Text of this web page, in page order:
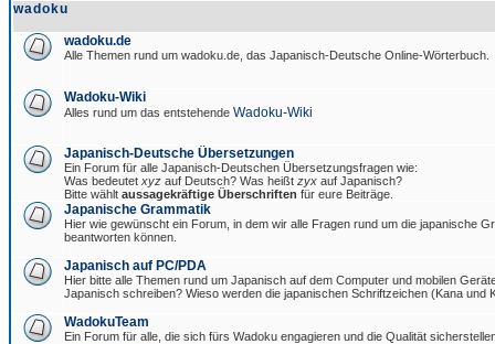
wadoku
wadoku.de
Alle Themen rund um wadoku.de, das Japanisch-Deutsche Online-Wörterbuch.
Wadoku-Wiki
Alles rund um das entstehende Wadoku-Wiki
Japanisch-Deutsche Übersetzungen
Ein Forum für alle Japanisch-Deutschen Übersetzungsfragen wie:
Was bedeutet xyz auf Deutsch? Was heißt zyx auf Japanisch?
Bitte wählt aussagekräftige Überschriften für eure Beiträge.
Japanische Grammatik
Hier wie gewünscht ein Forum, in dem wir alle Fragen rund um die japanische
beantworten können.
Japanisch auf PC/PDA
Hier bitte alle Themen rund um Japanisch auf dem Computer und mobilen
Japanisch schreiben? Wieso werden die japanischen Schriftzeichen (Kana und
WadokuTeam
Ein Forum für alle, die sich fürs Wadoku engagieren und die Qualität